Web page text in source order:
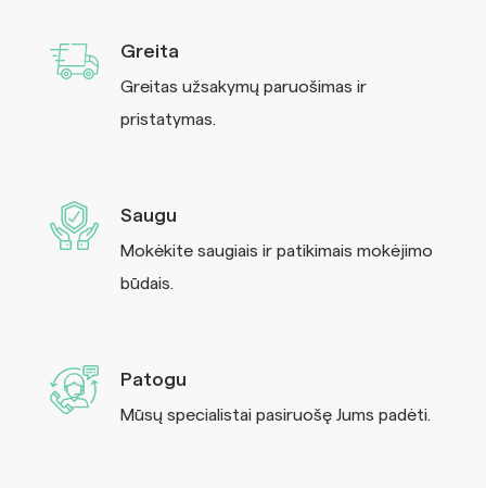
Greita
Greitas užsakymų paruošimas ir
pristatymas.
Saugu
Mokėkite saugiais ir patikimais mokėjimo
būdais.
Patogu
Mūsų specialistai pasiruošę Jums padėti.